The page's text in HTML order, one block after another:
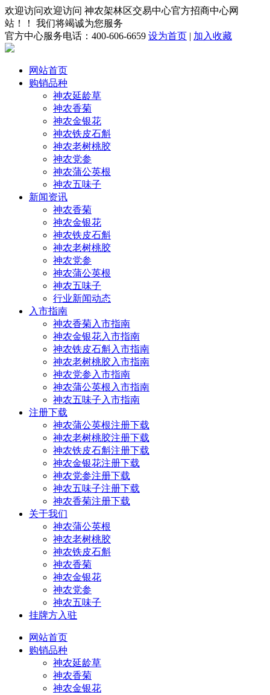
欢迎访问欢迎访问 神农架林区交易中心官方招商中心网
站！！ 我们将竭诚为您服务
官方中心服务电话：400-606-6659 设为首页 | 加入收藏
网站首页
购销品种
神农延龄草
神农香菊
神农金银花
神农铁皮石斛
神农老树桃胶
神农党参
神农蒲公英根
神农五味子
新闻资讯
神农香菊
神农金银花
神农铁皮石斛
神农老树桃胶
神农党参
神农蒲公英根
神农五味子
行业新闻动态
入市指南
神农香菊入市指南
神农金银花入市指南
神农铁皮石斛入市指南
神农老树桃胶入市指南
神农党参入市指南
神农蒲公英根入市指南
神农五味子入市指南
注册下载
神农蒲公英根注册下载
神农老树桃胶注册下载
神农铁皮石斛注册下载
神农金银花注册下载
神农党参注册下载
神农五味子注册下载
神农香菊注册下载
关于我们
神农蒲公英根
神农老树桃胶
神农铁皮石斛
神农香菊
神农金银花
神农党参
神农五味子
挂牌方入驻
网站首页
购销品种
神农延龄草
神农香菊
神农金银花